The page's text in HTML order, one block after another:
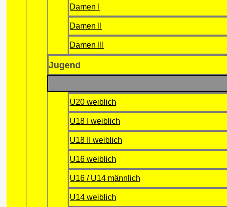
Damen I
Damen II
Damen III
Jugend
U20 weiblich
U18 I weiblich
U18 II weiblich
U16 weiblich
U16 / U14 männlich
U14 weiblich